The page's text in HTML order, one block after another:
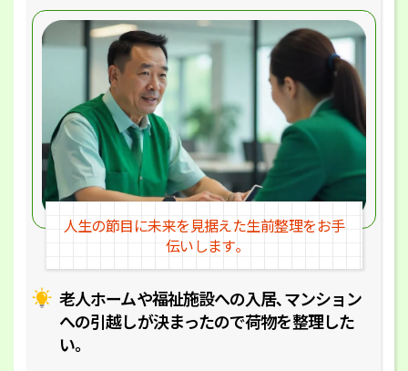
老人ホームや福祉施設への入居､マンション
への引越しが決まったので荷物を整理した
い｡
人生の節目に未来を見据えた生前整理をお手
伝いします｡